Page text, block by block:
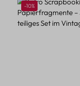
Rabatt
-10%